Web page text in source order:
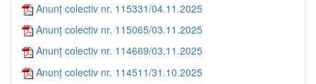
Anunț colectiv nr. 115331/04.11.2025
Anunț colectiv nr. 115065/03.11.2025
Anunț colectiv nr. 114669/03.11.2025
Anunț colectiv nr. 114511/31.10.2025